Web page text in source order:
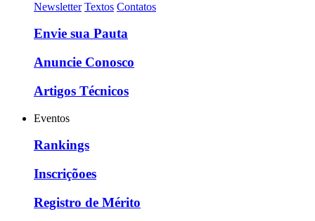
Newsletter Textos Contatos
Envie sua Pauta
Anuncie Conosco
Artigos Técnicos
Eventos
Rankings
Inscriçõoes
Registro de Mérito